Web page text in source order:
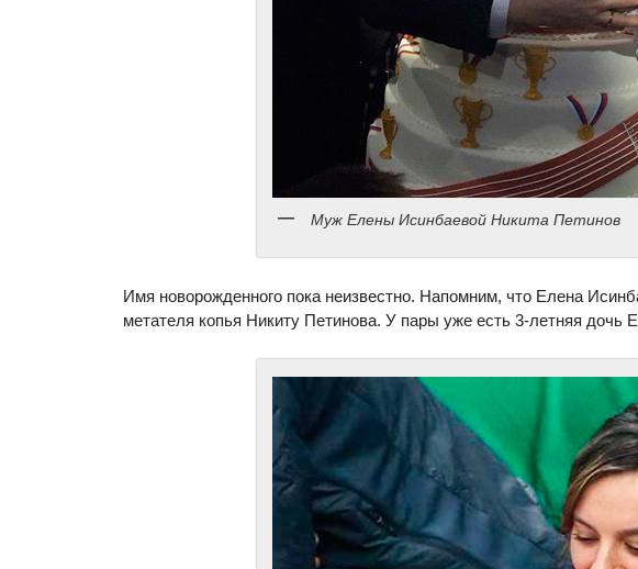
Муж Елены Исинбаевой Никита Петинов
Имя новорожденного пока неизвестно. Напомним, что Елена
метателя копья Никиту Петинова. У пары уже есть 3-летняя дочь